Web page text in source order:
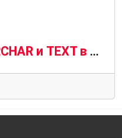
Разница между VARCHAR и TEXT в MySQL